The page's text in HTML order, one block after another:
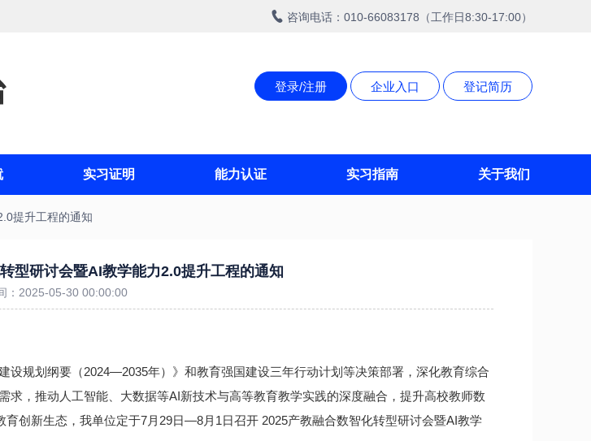
咨询电话：010-66083178（工作日8:30-17:00）
登录/注册 企业入口 登记简历
实习证明 能力认证 实习指南 关于我们
提升工程的通知
型研讨会暨AI教学能力2.0提升工程的通知
：2025-05-30 00:00:00
设规划纲要（2024—2035年）》和教育强国建设三年行动计划等决策部署，深化教育综合
，推动人工智能、大数据等AI新技术与高等教育教学实践的深度融合，提升高校教师数
创新生态，我单位定于7月29日—8月1日召开 2025产教融合数智化转型研讨会暨AI教学